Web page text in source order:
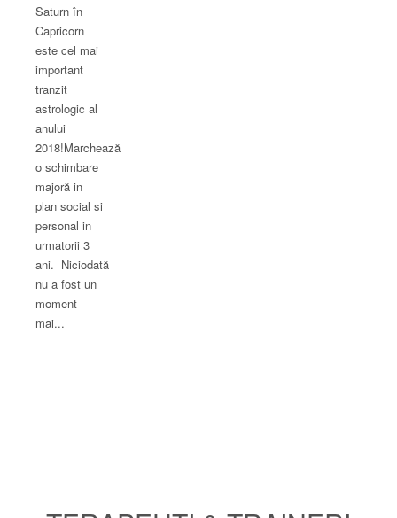
Saturn în
Capricorn
este cel mai
important
tranzit
astrologic al
anului
2018!Marchează
o schimbare
majoră in
plan social si
personal in
urmatorii 3
ani. Niciodată
nu a fost un
moment
mai...